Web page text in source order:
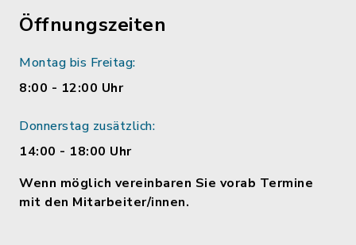
Öffnungszeiten
Montag bis Freitag:
8:00 - 12:00 Uhr
Donnerstag zusätzlich:
14:00 - 18:00 Uhr
Wenn möglich vereinbaren Sie vorab Termine
mit den Mitarbeiter/innen.